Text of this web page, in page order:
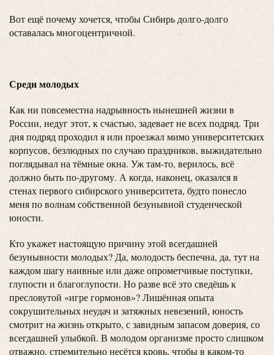
Вот ещё почему хочется, чтобы Сибирь долго-долго
оставалась многоцентричной.
Среди молодых
Как ни повсеместна надрывность нынешней жизни в
России, недуг этот, к счастью, задевает не всех подряд. Три
дня подряд проходил я или проезжал мимо университетских
корпусов, безлюдных по случаю праздников, выжидательно
поглядывал на тёмные окна. Уж там-то, верилось, всё
должно быть по-другому. А когда, наконец, оказался в
стенах первого сибирского университета, будто понесло
меня по волнам собственной безунывной студенческой
юности.
Кто укажет настоящую причину этой всегдашней
безунывности молодых? Да, молодость беспечна, да, тут на
каждом шагу наивные или даже опрометчивые поступки,
глупости и благоглупости. Но разве всё это сведёшь к
пресловутой «игре гормонов»? Лишённая опыта
сокрушительных неудач и затяжных невезений, юность
смотрит на жизнь открыто, с завидным запасом доверия, со
всегдашней улыбкой. В молодом организме просто слишком
отважно, стремительно несётся кровь, чтобы в каком-то